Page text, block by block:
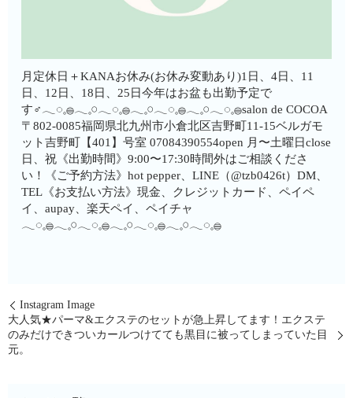
月定休日＋KANAお休み(お休み変動あり)1日、4日、11
日、12日、18日、25日今年はお盆も出勤予定で
す‍♂️𓂃◌𓈒𓐍𓂃𓈒𓏸𓂃◌𓈒𓐍𓂃𓈒𓏸𓂃◌𓈒𓐍𓂃𓈒𓏸𓂃◌𓈒𓐍salon de COCOA
〒802-0085福岡県北九州市小倉北区吉野町11-15ベルガモ
ット吉野町【401】号室︎ 07084390554open 月〜土曜日close
日、祝《出勤時間》9:00〜17:30時間外はご相談くださ
い！《ご予約方法》hot pepper、LINE（@tzb0426t）DM、
TEL《お支払い方法》現金、クレジットカード、ペイペ
イ、aupay、楽天ペイ、ペイチャ
𓂃◌𓈒𓐍𓂃𓈒𓏸𓂃◌𓈒𓐍𓂃𓈒𓏸𓂃◌𓈒𓐍𓂃𓈒𓏸𓂃◌𓈒𓐍
Instagram Image
大人気★パーマ&エクステのセットが急上昇してます！エクステ
のみだけできついカールつけてても黒目に被ってしまっていた目
元。